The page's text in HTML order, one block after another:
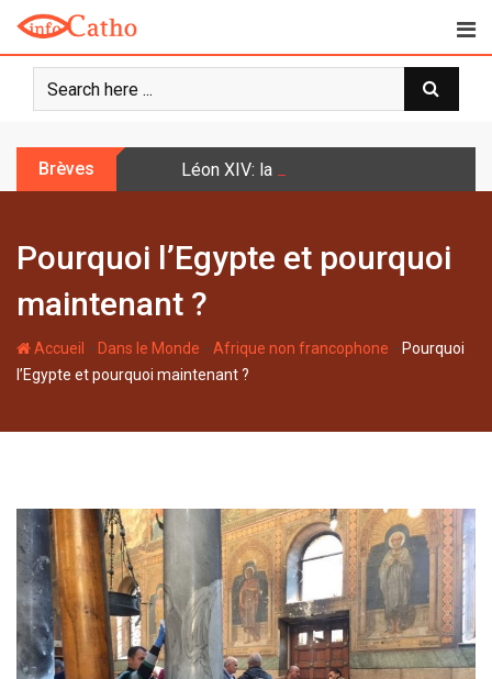
o
Brèves Léon XIV: la prière n’est pas une
Pourquoi l’Egypte et pourquoi
maintenant ?
Accueil - Dans le Monde -Afrique non francophone - Pourquoi
l’Egypte et pourquoi maintenant ?